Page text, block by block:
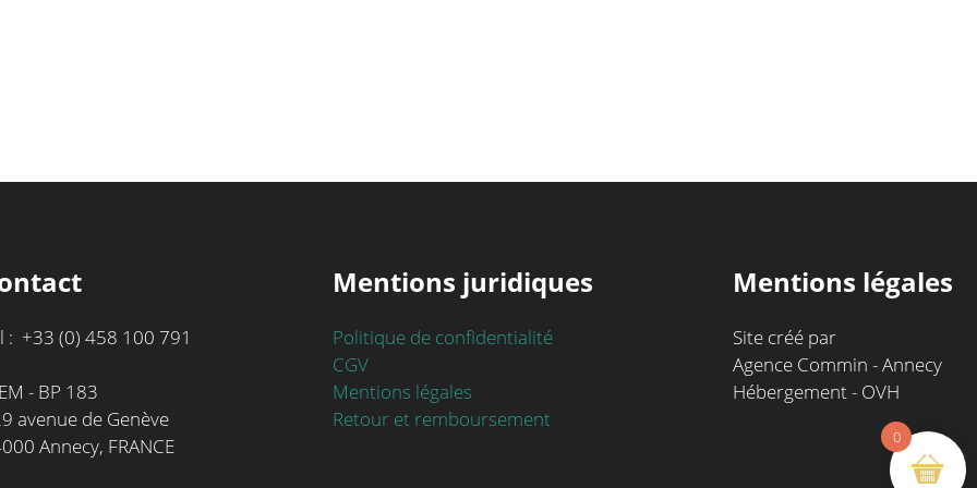
: +33 (0) 458 100 791
- BP 183
avenue de Genève
Annecy, FRANCE
Mentions juridiques
Politique de confidentialité
CGV
Mentions légales
Retour et remboursement
Mentions légales
Site créé par
Agence Commin - Annecy
Hébergement - OVH
0